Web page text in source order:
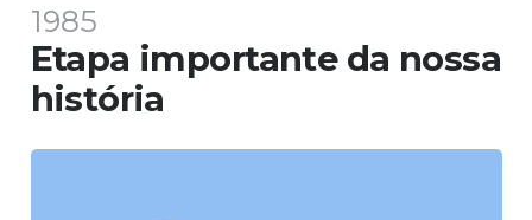
1985
Etapa importante da nossa
história